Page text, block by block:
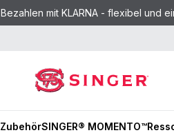
Bezahlen mit KLARNA - flexibel und
ZubehörSINGER® MOMENTO™